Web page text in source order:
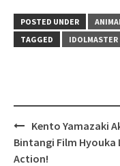
POSTED UNDER
TAGGED
IDOLMASTER
Post
navigation
Kento Yamazaki
Bintangi Film Hyouka
Action!